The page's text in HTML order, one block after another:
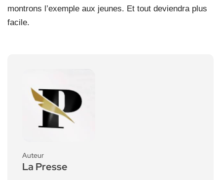
montrons l’exemple aux jeunes. Et tout deviendra plus
facile.
Auteur
La Presse